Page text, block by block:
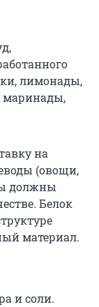
лимонады,
маринады,
на
(овощи,
должны
Белок
материал.
и соли.